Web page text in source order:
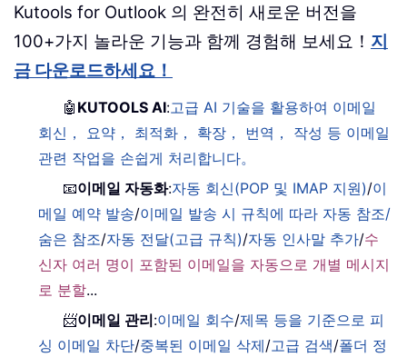
Kutools for Outlook 의 완전히 새로운 버전을
100+가지 놀라운 기능과 함께 경험해 보세요！ 지
금 다운로드하세요！
🤖 KUTOOLS AI:고급 AI 기술을 활용하여 이메일
회신， 요약， 최적화， 확장， 번역， 작성 등 이메일
관련 작업을 손쉽게 처리합니다。
📧이메일 자동화:자동 회신(POP 및 IMAP 지원)/이
메일 예약 발송/이메일 발송 시 규칙에 따라 자동 참조/
숨은 참조/자동 전달(고급 규칙)/자동 인사말 추가/수
신자 여러 명이 포함된 이메일을 자동으로 개별 메시지
로 분할...
📨이메일 관리:이메일 회수/제목 등을 기준으로 피
싱 이메일 차단/중복된 이메일 삭제/고급 검색/폴더 정